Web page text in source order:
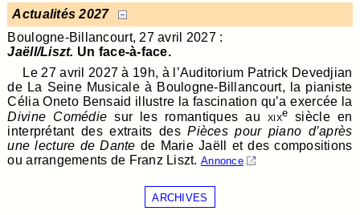
Actualités 2027
Boulogne-Billancourt, 27 avril 2027 :
Jaëll/Liszt. Un face-à-face.
Le 27 avril 2027 à 19h, à l’Auditorium Patrick Devedjian
de La Seine Musicale à Boulogne-Billancourt, la pianiste
Célia Oneto Bensaid illustre la fascination qu’a exercée la
Divine Comédie sur les romantiques au xixe siècle en
interprétant des extraits desPièces pour piano d’après
une lecture de Dante de Marie Jaëll et des compositions
ou arrangements de Franz Liszt.Annonce
ARCHIVES